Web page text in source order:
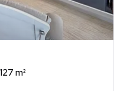
127 m²